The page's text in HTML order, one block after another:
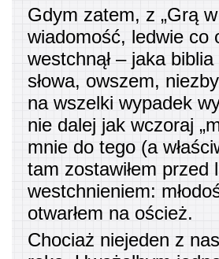
Gdym zatem, z „Grą
wiadomość, ledwie co
westchnął – jaka
słowa, owszem,
na wszelki wypadek
nie dalej jak wczoraj
mnie do tego (a
tam zostawiłem przed
westchnieniem:
otwarłem na oścież.
Chociaż niejeden z